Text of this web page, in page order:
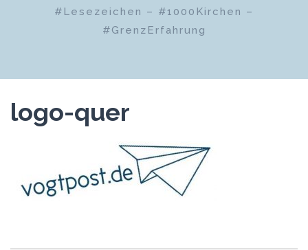
#Lesezeichen – #1000Kirchen –
#GrenzErfahrung
logo-quer